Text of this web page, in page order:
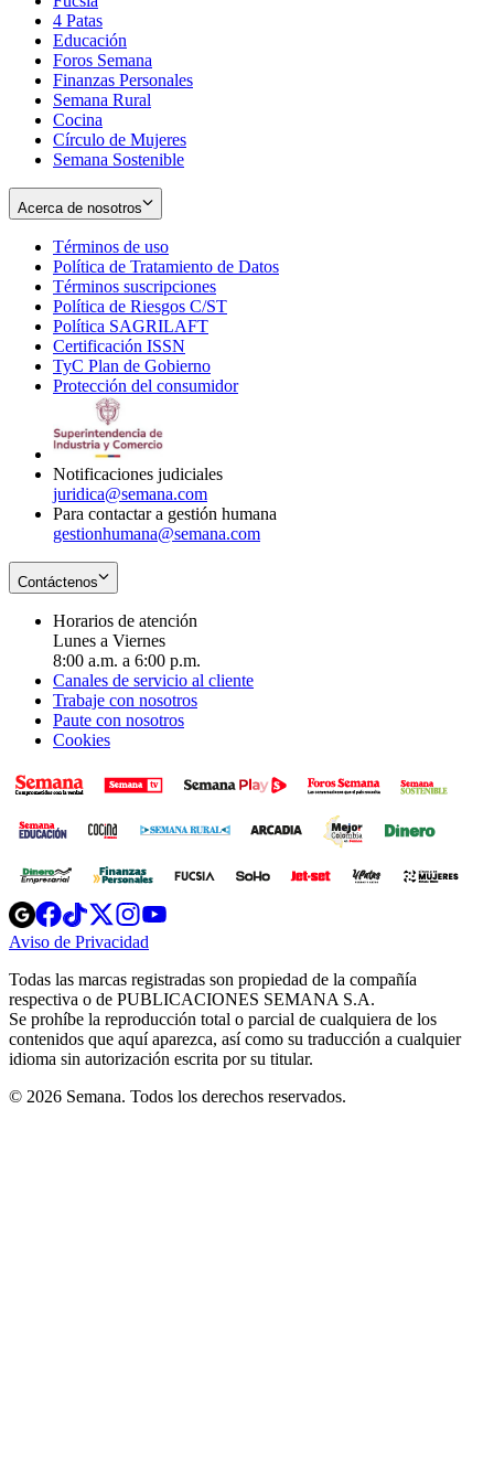
new
window
in
new
window
4 Patas
Educación
Foros Semana
Finanzas Personales
Semana Rural
Cocina
Círculo de Mujeres
Semana Sostenible
Acerca de nosotros
Términos de uso
in
new
window
Política de Tratamiento de Datos
Términos suscripciones
in
Política de Riesgos C/ST
Política SAGRILAFT
new
window
Certificación ISSN
in
new
TyC Plan de Gobierno
in
Protección del consumidorOpens
Notificaciones judiciales
juridica@semana.com
Para contactar a gestión humana
gestionhumana@semana.com
Contáctenos
Horarios de atención
Lunes a Viernes
8:00 a.m. a 6:00 p.m.
Canales de servicio al cliente
Trabaje con nosotros
Paute con nosotros
Cookies
Opens
in
new
Opens
in
new
Opens
in
new
window
Opens
new
windowwindow
Aviso de Privacidad
new
window
Todas las marcas registradas son propiedad de la compañía
respectiva o de PUBLICACIONES SEMANA S.A.
Se prohíbe la reproducción total o parcial de cualquiera de los
contenidos que aquí aparezca, así como su traducción a cualquier
idioma sin autorización escrita por su titular.
© 2026 Semana. Todos los derechos reservados.